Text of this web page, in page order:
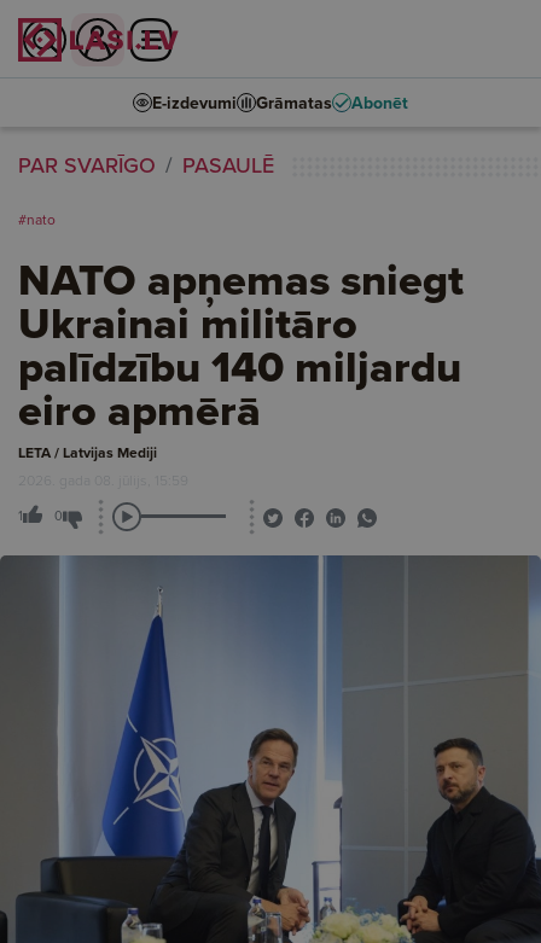
E-izdevumi Grāmatas Abonēt
PAR SVARĪGO PASAULĒ
#nato
NATO apņemas sniegt
Ukrainai militāro
palīdzību 140 miljardu
eiro apmērā
LETA / Latvijas Mediji
2026. gada 08. jūlijs, 15:59
1 0